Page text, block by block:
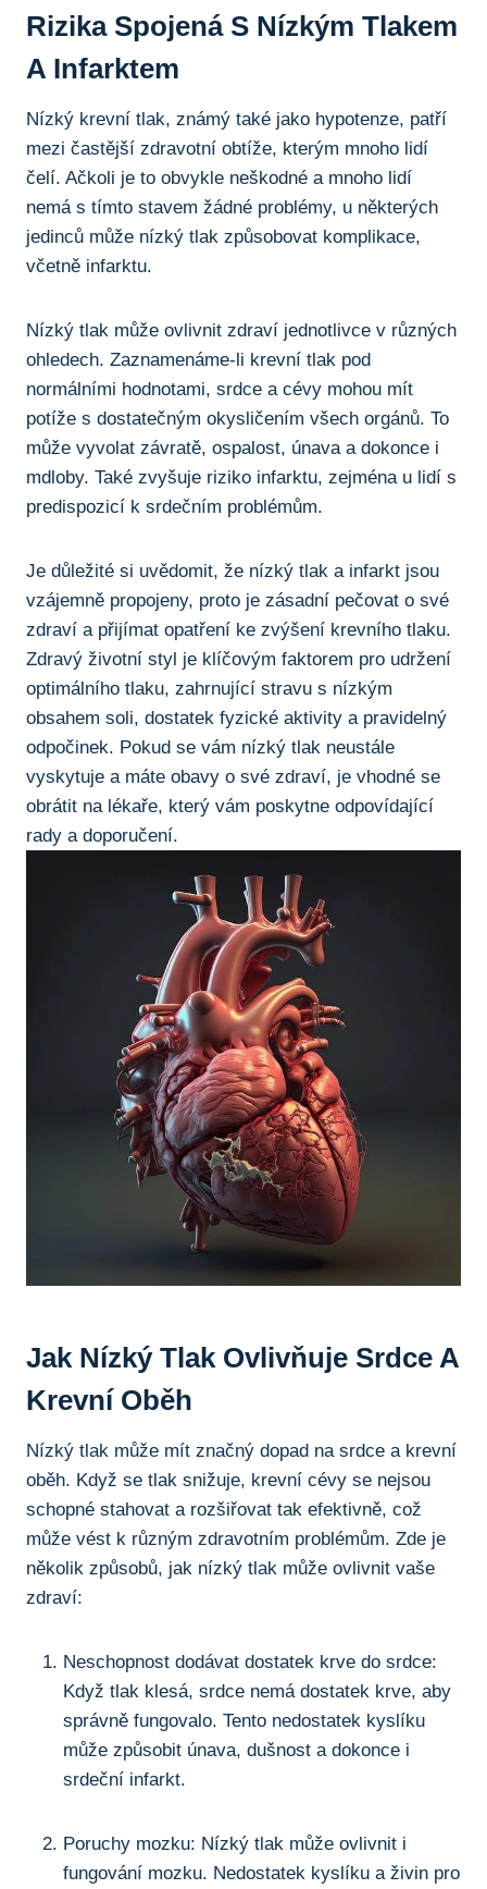
Rizika Spojená S Nízkým ⁣tlakem
A Infarktem
Nízký krevní tlak, známý také jako‍ hypotenze,⁢ patří
mezi častější​ zdravotní obtíže,‌ kterým ‍mnoho lidí
čelí. Ačkoli je to ​obvykle neškodné ‍a mnoho lidí
nemá ⁢s‌ tímto stavem žádné problémy, u některých
jedinců může ⁢nízký tlak⁣ způsobovat komplikace,
včetně infarktu. ⁢
Nízký tlak může ovlivnit zdraví jednotlivce v ⁣různých
ohledech.⁢ Zaznamenáme-li⁢ krevní tlak pod
normálními hodnotami, ⁤srdce​ a cévy mohou mít‍
potíže s dostatečným okysličením‍ všech orgánů. To
může ⁣vyvolat závratě,‌ ospalost,‍ únava a dokonce i
mdloby. Také zvyšuje riziko infarktu, zejména ​u lidí s
predispozicí k⁤ srdečním problémům.
Je důležité si uvědomit, že nízký tlak ⁤a ⁤infarkt jsou
vzájemně propojeny, proto je zásadní pečovat o své
zdraví a přijímat opatření ke zvýšení krevního tlaku.
Zdravý životní styl ⁢je klíčovým faktorem pro udržení
optimálního​ tlaku, zahrnující stravu‌ s nízkým
obsahem soli,​ dostatek fyzické aktivity a ‍pravidelný‍
odpočinek. Pokud se vám nízký tlak neustále
vyskytuje ‌a máte⁢ obavy o své zdraví, je vhodné se
obrátit ​na⁣ lékaře, který‌ vám poskytne odpovídající
rady a⁤ doporučení.
Jak Nízký Tlak Ovlivňuje Srdce A
Krevní Oběh
Nízký⁤ tlak může​ mít značný dopad⁣ na srdce a krevní
oběh. Když ‍se ​tlak snižuje, krevní⁤ cévy se nejsou
schopné ​stahovat​ a rozšiřovat ​tak efektivně, což ​
může vést k ⁣různým‌ zdravotním problémům. ‌Zde je​
několik ‍způsobů, jak nízký tlak může‍ ovlivnit vaše
⁤zdraví:
Neschopnost dodávat dostatek⁢ krve do srdce:
Když tlak ‍klesá, srdce‌ nemá dostatek⁣ krve, aby
správně ‌fungovalo. Tento⁣ nedostatek‌ kyslíku
může způsobit únava, dušnost a dokonce i
srdeční infarkt.
Poruchy mozku: Nízký tlak⁢ může ovlivnit i
‌fungování mozku. Nedostatek kyslíku a živin pro